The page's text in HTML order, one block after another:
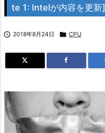
te 1: Intelが内容を更新]
 2018年8月24日  CPU